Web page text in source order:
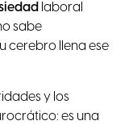
laboral
sabe
cerebro llena ese
y los
es una